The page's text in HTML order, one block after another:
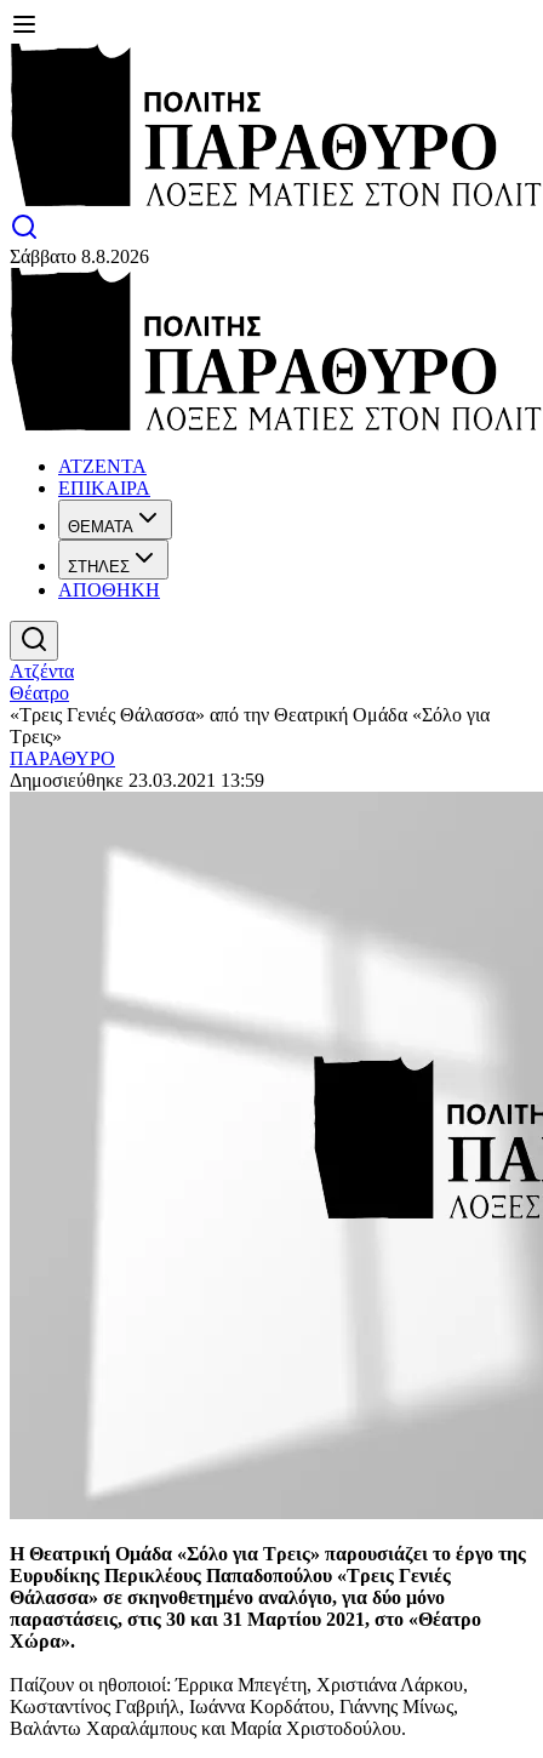
Σάββατο 8.8.2026
ΑΤΖΕΝΤΑ
ΕΠΙΚΑΙΡΑ
ΘΕΜΑΤΑ
ΣΤΗΛΕΣ
ΑΠΟΘΗΚΗ
Ατζέντα
Θέατρο
«Τρεις Γενιές Θάλασσα» από την Θεατρική Ομάδα «Σόλο για
Τρεις»
ΠΑΡΑΘΥΡΟ
Δημοσιεύθηκε 23.03.2021 13:59
Η Θεατρική Ομάδα «Σόλο για Τρεις» παρουσιάζει το έργο της
Ευρυδίκης Περικλέους Παπαδοπούλου «Τρεις Γενιές
Θάλασσα» σε σκηνοθετημένο αναλόγιο, για δύο μόνο
παραστάσεις, στις 30 και 31 Μαρτίου 2021, στο «Θέατρο
Χώρα».
Παίζουν οι ηθοποιοί: Έρρικα Μπεγέτη, Χριστιάνα Λάρκου,
Κωσταντίνος Γαβριήλ, Ιωάννα Κορδάτου, Γιάννης Μίνως,
Βαλάντω Χαραλάμπους και Μαρία Χριστοδούλου.